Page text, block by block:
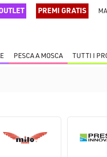
PREMI GRATIS
PESCA A MOSCA TUTTI I